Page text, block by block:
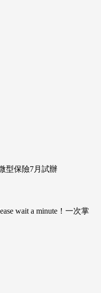
型保險7月試辦
wait a minute！一次掌